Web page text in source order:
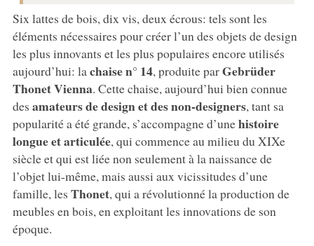
Six lattes de bois, dix vis, deux écrous: tels sont les
éléments nécessaires pour créer l’un des objets de design
les plus innovants et les plus populaires encore utilisés
aujourd’hui: la chaise n° 14, produite parGebrüder
Thonet Vienna. Cette chaise, aujourd’hui bien connue
des amateurs de design et des non-designers, tant sa
popularité a été grande, s’accompagne d’unehistoire
longue et articulée, qui commence au milieu du XIXe
siècle et qui est liée non seulement à la naissance de
l’objet lui-même, mais aussi aux vicissitudes d’une
famille, les Thonet, qui a révolutionné la production de
meubles en bois, en exploitant les innovations de son
époque.